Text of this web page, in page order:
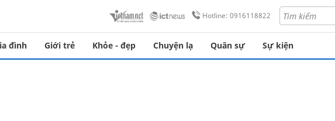
Hotline: 0916118822
đình Giới trẻ Khỏe - đẹp Chuyện lạ Quân sự Sự kiện